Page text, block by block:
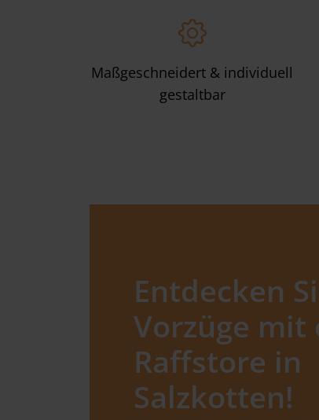
Maßgeschneidert & individuell
gestaltbar
Entdecken
Vorzüge mit
Raffstore in
Salzkotten!